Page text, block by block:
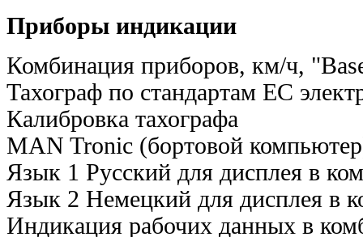
Приборы индикации
Комбинация приборов, км/ч,
Тахограф по стандартам ЕС
Калибровка тахографа
MAN Tronic (бортовой
Язык 1 Русский для дисплея в
Язык 2 Немецкий для дисплея в
Индикация рабочих данных в